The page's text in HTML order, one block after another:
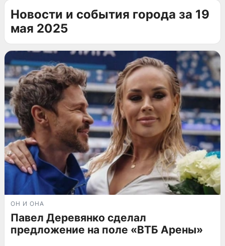
Новости и события города за 19
мая 2025
ОН И ОНА
Павел Деревянко сделал
предложение на поле «ВТБ Арены»